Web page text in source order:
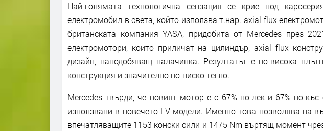
Най-голямата технологична сензация се крие под
електромобил в света, който използва т.нар. axial flux
британската компания YASA, придобита от Mercedes през
електромотори, които приличат на цилиндър, axial flux
дизайн, наподобяващ палачинка. Резултатът е по-висока
конструкция и значително по-ниско тегло.
Mercedes твърди, че новият мотор е с 67% по-лек и 67% по-къс
използвани в повечето EV модели. Именно това позволява на
впечатляващите 1153 конски сили и 1475 Nm въртящ момент